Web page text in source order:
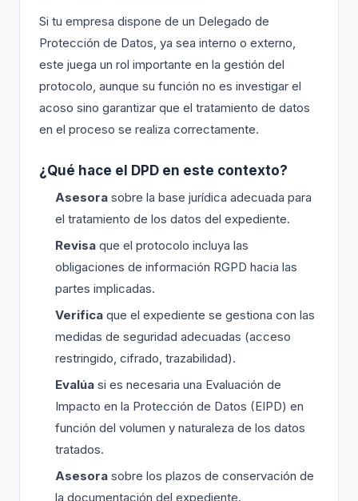
Si tu empresa dispone de un Delegado de
Protección de Datos, ya sea interno o externo,
este juega un rol importante en la gestión del
protocolo, aunque su función no es investigar el
acoso sino garantizar que el tratamiento de datos
en el proceso se realiza correctamente.
¿Qué hace el DPD en este contexto?
Asesora sobre la base jurídica adecuada para
el tratamiento de los datos del expediente.
Revisa que el protocolo incluya las
obligaciones de información RGPD hacia las
partes implicadas.
Verifica que el expediente se gestiona con las
medidas de seguridad adecuadas (acceso
restringido, cifrado, trazabilidad).
Evalúa si es necesaria una Evaluación de
Impacto en la Protección de Datos (EIPD) en
función del volumen y naturaleza de los datos
tratados.
Asesora sobre los plazos de conservación de
la documentación del expediente.